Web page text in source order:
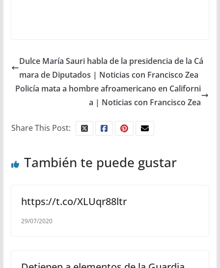
Dulce María Sauri habla de la presidencia de la Cá
mara de Diputados | Noticias con Francisco Zea
Policía mata a hombre afroamericano en Californi
a | Noticias con Francisco Zea
Share This Post:
También te puede gustar
https://t.co/XLUqr88ltr
29/07/2020